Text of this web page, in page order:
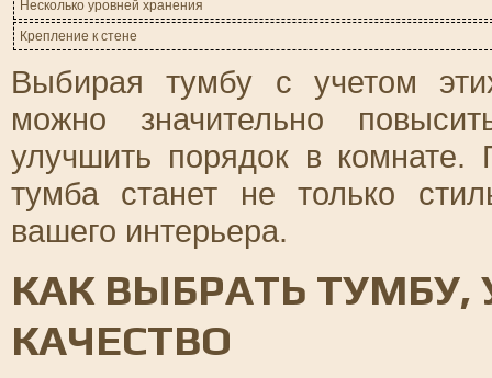
Несколько уровней хранения
Крепление к стене
Выбирая тумбу с учетом
можно значительно
улучшить порядок в комнате.
тумба станет не только
вашего интерьера.
КАК ВЫБРАТЬ
КАЧЕСТВО